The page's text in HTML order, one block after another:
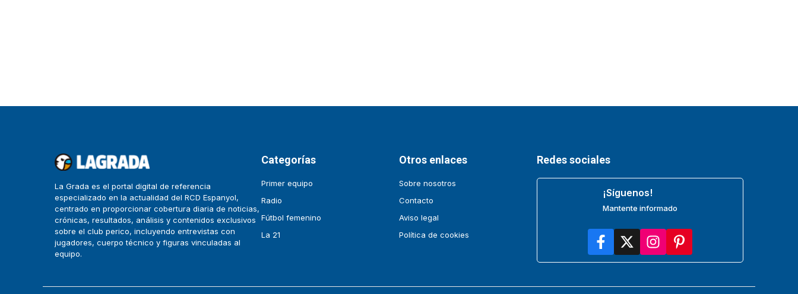
La Grada es el portal digital de referencia
especializado en la actualidad del RCD Espanyol,
centrado en proporcionar cobertura diaria de noticias,
crónicas, resultados, análisis y contenidos exclusivos
sobre el club perico, incluyendo entrevistas con
jugadores, cuerpo técnico y figuras vinculadas al
equipo.
Categorías
Primer equipo
Radio
Fútbol femenino
La 21
Otros enlaces
Sobre nosotros
Contacto
Aviso legal
Política de cookies
Redes sociales
¡Síguenos!
Mantente informado